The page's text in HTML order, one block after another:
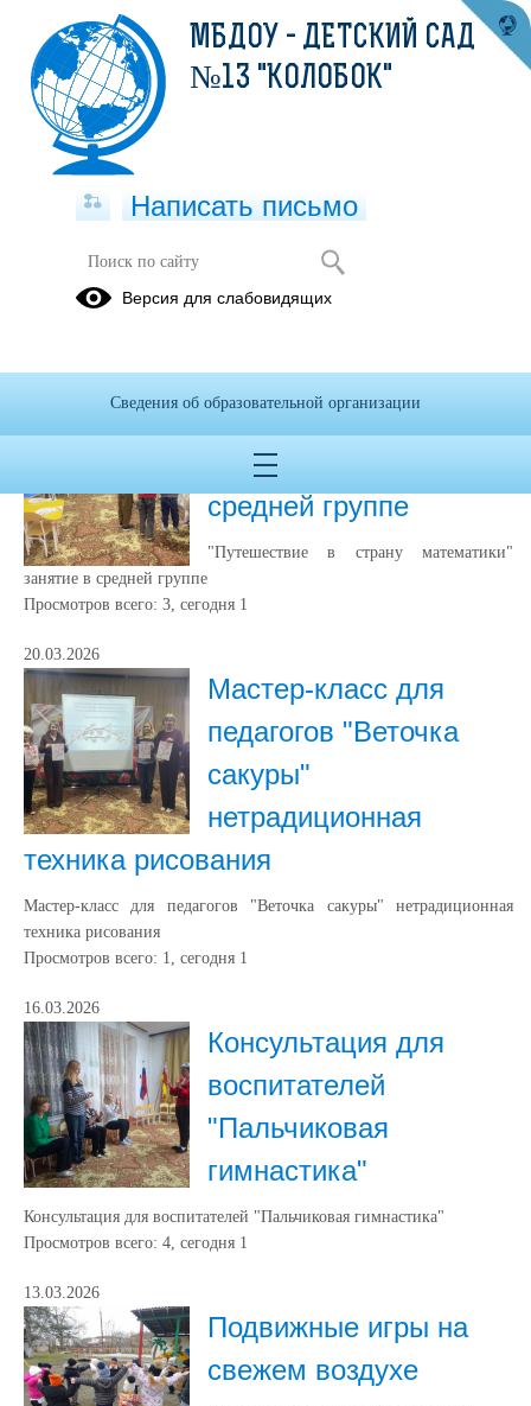
Новости
"Путешествие в страну
математики" занятие в
средней группе
"Путешествие в страну математики"
занятие в средней группе
Просмотров всего: 3, сегодня 1
20.03.2026
Мастер-класс для
педагогов "Веточка
сакуры"
нетрадиционная
техника рисования
Мастер-класс для педагогов "Веточка сакуры" нетрадиционная
техника рисования
Просмотров всего: 1, сегодня 1
16.03.2026
Консультация для
воспитателей
"Пальчиковая
гимнастика"
Консультация для воспитателей "Пальчиковая гимнастика"
Просмотров всего: 4, сегодня 1
13.03.2026
Подвижные игры на
свежем воздухе
МБДОУ - ДЕТСКИЙ САД
№13 "КОЛОБОК"
Написать письмо
Версия для слабовидящих
Сведения об образовательной организации